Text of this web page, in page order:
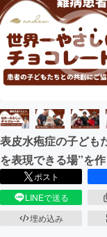
テクノ
映像・
ビジネ
まちづ
CAMPFIRE
CAMPFIRE
表皮水疱症の子ども
を表現できる場”を作
ポスト
LINEで送る
埋め込み